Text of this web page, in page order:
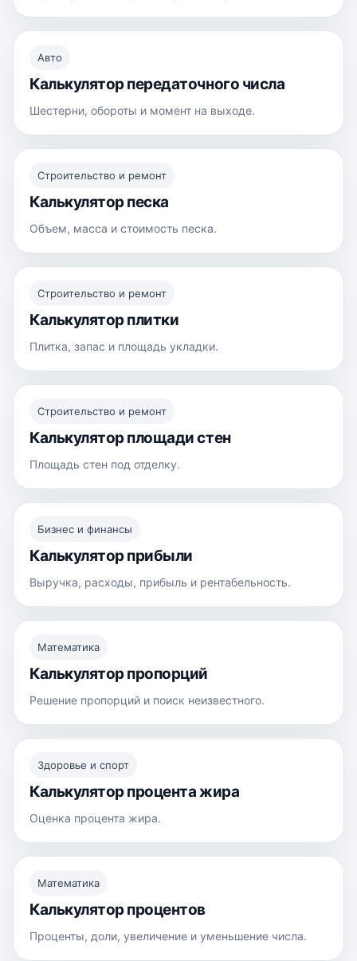
Авто
Калькулятор передаточного числа
Шестерни, обороты и момент на выходе.
Строительство и ремонт
Калькулятор песка
Объем, масса и стоимость песка.
Строительство и ремонт
Калькулятор плитки
Плитка, запас и площадь укладки.
Строительство и ремонт
Калькулятор площади стен
Площадь стен под отделку.
Бизнес и финансы
Калькулятор прибыли
Выручка, расходы, прибыль и рентабельность.
Математика
Калькулятор пропорций
Решение пропорций и поиск неизвестного.
Здоровье и спорт
Калькулятор процента жира
Оценка процента жира.
Математика
Калькулятор процентов
Проценты, доли, увеличение и уменьшение числа.